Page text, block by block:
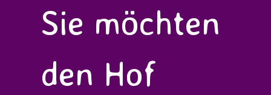
Sie möchten
den Hof